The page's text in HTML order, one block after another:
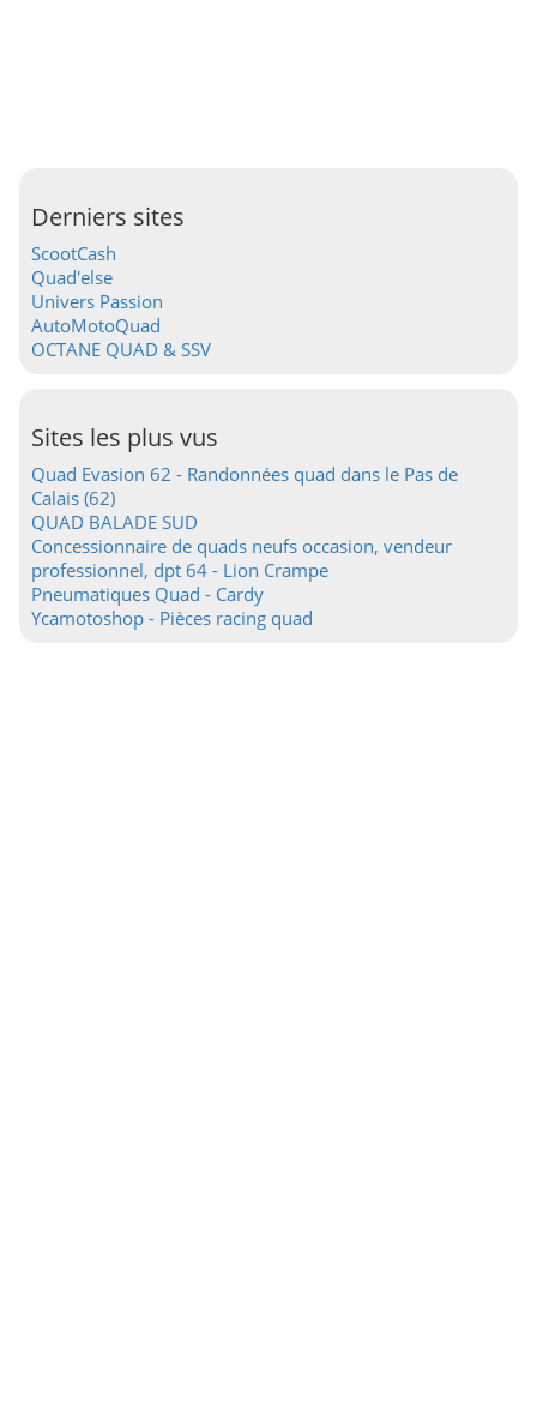
Derniers sites
ScootCash
Quad'else
Univers Passion
AutoMotoQuad
OCTANE QUAD & SSV
Sites les plus vus
Quad Evasion 62 - Randonnées quad dans le Pas de
Calais (62)
QUAD BALADE SUD
Concessionnaire de quads neufs occasion, vendeur
professionnel, dpt 64 - Lion Crampe
Pneumatiques Quad - Cardy
Ycamotoshop - Pièces racing quad